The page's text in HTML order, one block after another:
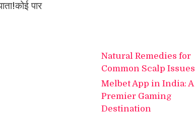
पार
Natural Remedies for
Common Scalp Issues
Melbet App in India: A
Premier Gaming
Destination